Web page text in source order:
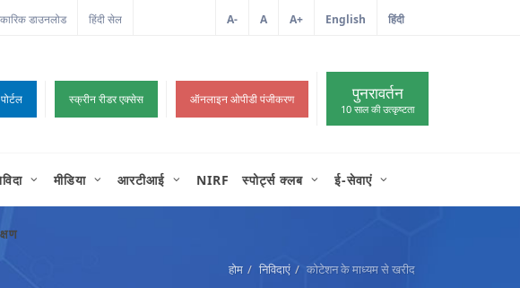
डाउनलोड हिंदी सेल A- A A+ English हिंदी
स्क्रीन रीडर एक्सेस ऑनलाइन ओपीडी पंजीकरण पुनरावर्तन
10 साल की उत्कृष्टता
मीडिया आरटीआई NIRF स्पोर्ट्स क्लब ई-सेवाएं
होम निविदाएं कोटेशन के माध्यम से खरीद